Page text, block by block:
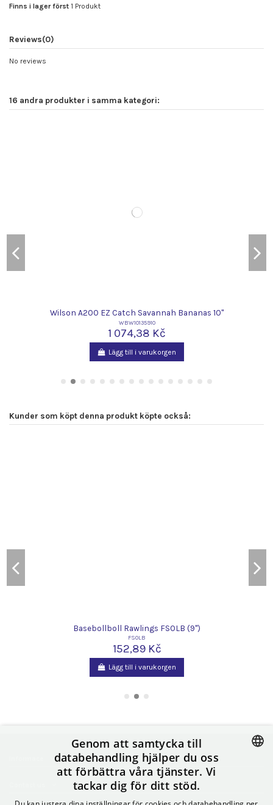
Finns i lager först 1 Produkt
Reviews(0)
No reviews
16 andra produkter i samma kategori:
Wilson A200 EZ Catch Savannah Bananas 10"
WBW10135910
1 074,38 Kč
Lägg till i varukorgen
Kunder som köpt denna produkt köpte också:
Basebollboll Rawlings FSOLB (9")
FSOLB
152,89 Kč
Lägg till i varukorgen
CZECH
Genom att samtycka till
databehandling hjälper du oss
att förbättra våra tjänster. Vi
tackar dig för ditt stöd.